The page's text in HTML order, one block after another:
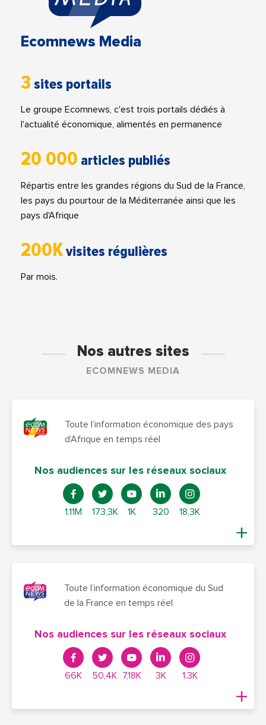
Ecomnews Media
3 sites portails
Le groupe Ecomnews, c'est trois portails dédiés à
l'actualité économique, alimentés en permanence
20 000 articles publiés
Répartis entre les grandes régions du Sud de la France,
les pays du pourtour de la Méditerranée ainsi que les
pays d'Afrique
200Kvisites régulières
Par mois.
Nos autres sites
ECOMNEWS MEDIA
Toute l’information économique des pays
d’Afrique en temps réel
Nos audiences sur les réseaux sociaux
1.11M 173,3K 1K 320 18,3K
Toute l’information économique du Sud
de la France en temps réel
Nos audiences sur les réseaux sociaux
66K 50,4K 7,18K 3K 1.3K